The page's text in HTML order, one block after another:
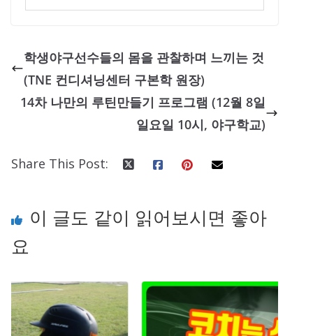
학생야구선수들의 몸을 관찰하며 느끼는 것
(TNE 컨디셔닝센터 구본학 원장)
14차 나만의 루틴만들기 프로그램 (12월 8일
일요일 10시, 야구학교)
Share This Post:
이 글도 같이 읽어보시면 좋아
요